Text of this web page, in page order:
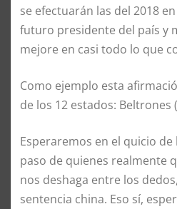
se efectuarán las del 2018
futuro presidente del país y
mejore en casi todo lo que
Como ejemplo esta
de los 12 estados: Beltrones
Esperaremos en el quicio de
paso de quienes realmente
nos deshaga entre los
sentencia china. Eso sí,